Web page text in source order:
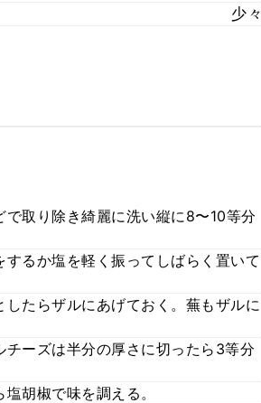
少々
取り除き綺麗に洗い縦に8〜10等分
るか塩を軽く振ってしばらく置いて
たらザルにあげておく。蕪もザルに
ーズは半分の厚さに切ったら3等分
胡椒で味を調える。